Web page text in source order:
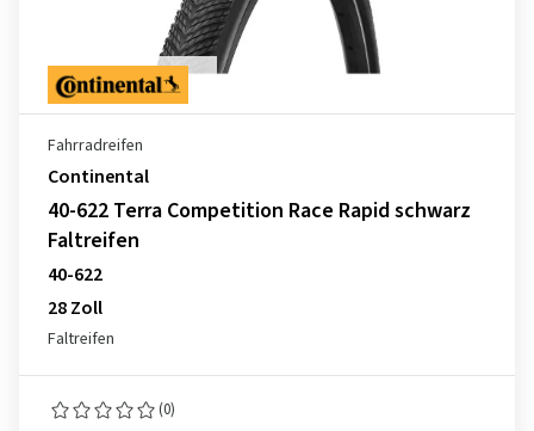
Fahrradreifen
Continental
40-622 Terra Competition Race Rapid schwarz
Faltreifen
40-622
28 Zoll
Faltreifen
(0)